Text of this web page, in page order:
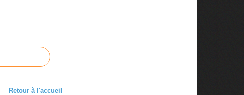
Retour à l'accueil